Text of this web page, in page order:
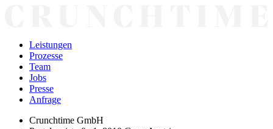
Leistungen
Prozesse
Team
Jobs
Presse
Anfrage
Crunchtime GmbH